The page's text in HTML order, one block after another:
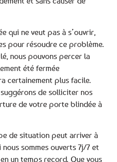
qui ne veut pas à s’ouvrir,
pour résoudre ce problème.
nous pouvons percer la
été fermée
certainement plus facile.
de solliciter nos
de votre porte blindée à
de situation peut arriver à
sommes ouverts 7j/7 et
un temps record. Que vous